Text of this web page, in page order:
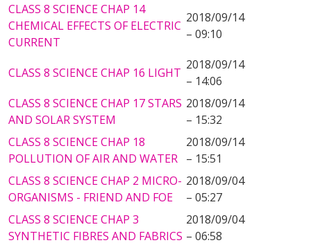
CLASS 8 SCIENCE CHAP 14
CHEMICAL EFFECTS OF ELECTRIC
CURRENT
2018/09/14
– 09:10
CLASS 8 SCIENCE CHAP 16 LIGHT
2018/09/14
– 14:06
CLASS 8 SCIENCE CHAP 17 STARS
AND SOLAR SYSTEM
2018/09/14
– 15:32
CLASS 8 SCIENCE CHAP 18
POLLUTION OF AIR AND WATER
2018/09/14
– 15:51
CLASS 8 SCIENCE CHAP 2 MICRO-
ORGANISMS - FRIEND AND FOE
2018/09/04
– 05:27
CLASS 8 SCIENCE CHAP 3
SYNTHETIC FIBRES AND FABRICS
2018/09/04
– 06:58